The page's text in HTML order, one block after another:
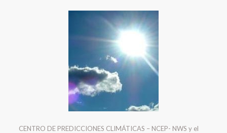
CENTRO DE PREDICCIONES CLIMÁTICAS – NCEP- NWS y el